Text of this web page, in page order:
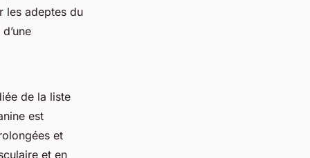
les adeptes du
de la liste
est
et
et en